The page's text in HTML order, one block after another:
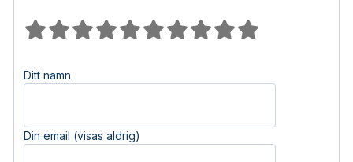
Ditt namn
Din email (visas aldrig)